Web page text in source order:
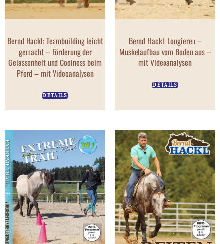
Bernd Hackl: Teambuilding leicht
gemacht – Förderung der
Gelassenheit und Coolness beim
Pferd – mit Videoanalysen
DETAILS
Bernd Hackl: Longieren –
Muskelaufbau vom Boden aus –
mit Videoanalysen
DETAILS